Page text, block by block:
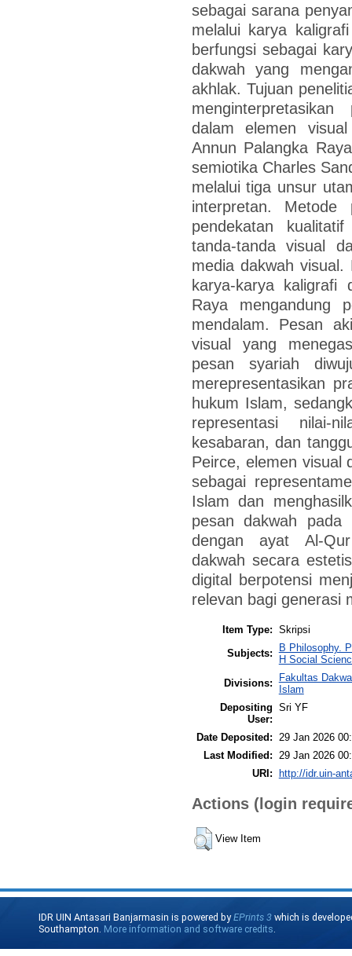
sebagai sarana
melalui karya
berfungsi sebagai
dakwah yang
akhlak. Tujuan
dalam elemen
Annun Palangka
semiotika Charles
melalui tiga unsur
interpretan. Metode
pendekatan
tanda-tanda visual
media dakwah visual.
karya-karya kaligrafi
Raya mengandung
mendalam. Pesan
visual yang
pesan syariah
merepresentasikan
hukum Islam,
representasi nilai-
kesabaran, dan
Peirce, elemen visual
sebagai
Islam dan
pesan dakwah pada
dengan ayat Al-
dakwah secara
digital berpotensi
relevan bagi generasi
Item Type: Skripsi
Subjects:
B Philosophy.
H Social
Divisions:
Fakultas
Islam
Depositing
User:
Sri YF
Date Deposited:
29 Jan 2026
Last Modified:
29 Jan 2026
URI: http://idr.uin-
Actions (login
View Item
IDR UIN Antasari Banjarmasin is powered byEPrints 3 which is
Southampton. More information and software credits.